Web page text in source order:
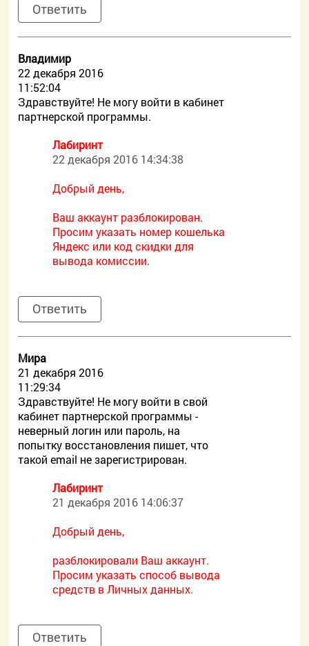
Ответить
Владимир
22 декабря 2016
11:52:04
Здравствуйте! Не могу войти в кабинет
партнерской программы.
Лабиринт
22 декабря 2016 14:34:38
Добрый день,
Ваш аккаунт разблокирован.
Просим указать номер кошелька
Яндекс или код скидки для
вывода комиссии.
Ответить
Мира
21 декабря 2016
11:29:34
Здравствуйте! Не могу войти в свой
кабинет партнерской программы -
неверный логин или пароль, на
попытку восстановления пишет, что
такой email не зарегистрирован.
Лабиринт
21 декабря 2016 14:06:37
Добрый день,
разблокировали Ваш аккаунт.
Просим указать способ вывода
средств в Личных данных.
Ответить